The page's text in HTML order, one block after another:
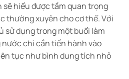
hiểu được tầm quan trọng
thường xuyên cho cơ thể. Với
sử dụng trong một buổi làm
nước chỉ cần tiến hành vào
tục như bình dung tích nhỏ